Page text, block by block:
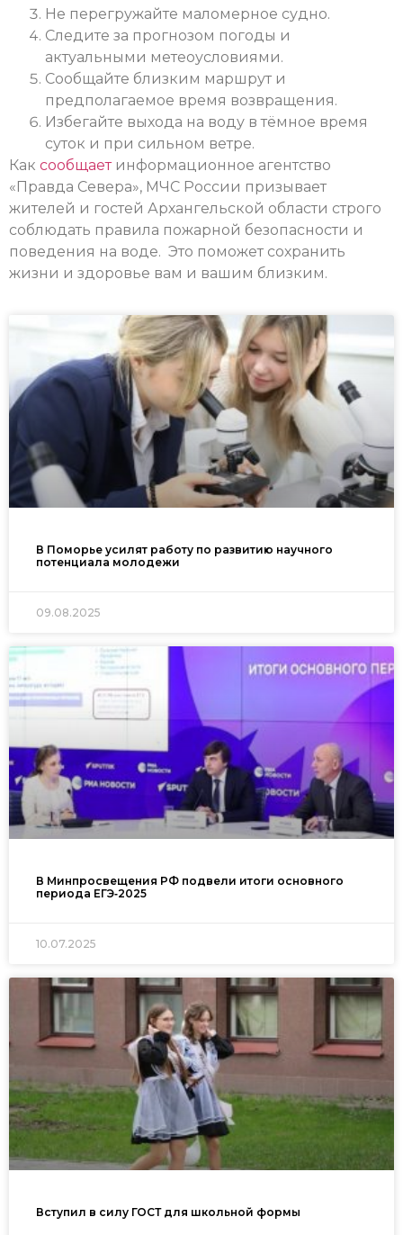
Не перегружайте маломерное судно.
Следите за прогнозом погоды и
актуальными метеоусловиями.
Сообщайте близким маршрут и
предполагаемое время возвращения.
Избегайте выхода на воду в тёмное время
суток и при сильном ветре.
Как сообщаетинформационное агентство
«Правда Севера», МЧС России призывает
жителей и гостей Архангельской области строго
соблюдать правила пожарной безопасности и
поведения на воде. Это поможет сохранить
жизни и здоровье вам и вашим близким.
В Поморье усилят работу по развитию научного
потенциала молодежи
09.08.2025
В Минпросвещения РФ подвели итоги основного
периода ЕГЭ‑2025
10.07.2025
Вступил в силу ГОСТ для школьной формы